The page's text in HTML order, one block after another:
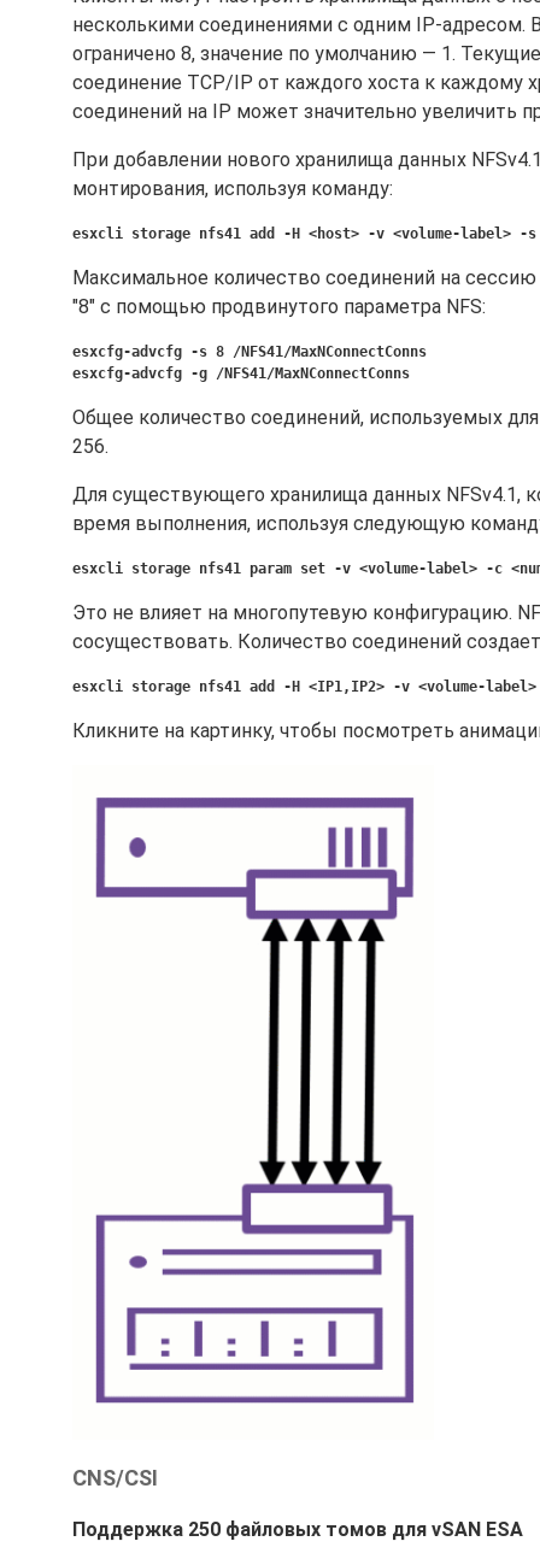
несколькими соединениями с одним IP-адресом.
ограничено 8, значение по умолчанию — 1.
соединение TCP/IP от каждого хоста к каждому
соединений на IP может значительно увеличить
При добавлении нового хранилища данных
монтирования, используя команду:
esxcli storage nfs41 add -H <host> -v <volume-label> -s
Максимальное количество соединений на
"8" с помощью продвинутого параметра NFS:
esxcfg-advcfg -s 8 /NFS41/MaxNConnectConns
esxcfg-advcfg -g /NFS41/MaxNConnectConns
Общее количество соединений, используемых
256.
Для существующего хранилища данных NFSv4.1,
время выполнения, используя следующую
esxcli storage nfs41 param set -v <volume-label> -c
Это не влияет на многопутевую конфигурацию.
сосуществовать. Количество соединений
esxcli storage nfs41 add -H <IP1,IP2> -v <volume-label>
Кликните на картинку, чтобы посмотреть
CNS/CSI
Поддержка 250 файловых томов для vSAN ESA